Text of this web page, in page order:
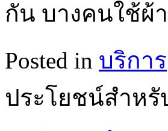
กัน บางคนใช้ผ้
Posted in บริการ
ประโยชน์สำหรั